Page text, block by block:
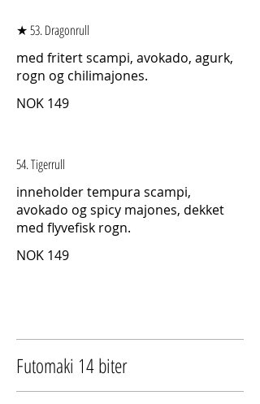
★ 53. Dragonrull
med fritert scampi, avokado, agurk,
rogn og chilimajones.
NOK 149
54. Tigerrull
inneholder tempura scampi,
avokado og spicy majones, dekket
med flyvefisk rogn.
NOK 149
Futomaki 14 biter